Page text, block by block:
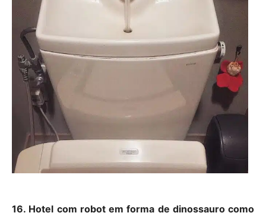
16. Hotel com robot em forma de dinossauro como